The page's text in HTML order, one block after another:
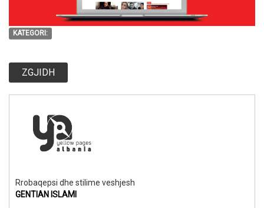
KATEGORI:
ZGJIDH
Rrobaqepsi dhe stilime veshjesh
GENTIAN ISLAMI